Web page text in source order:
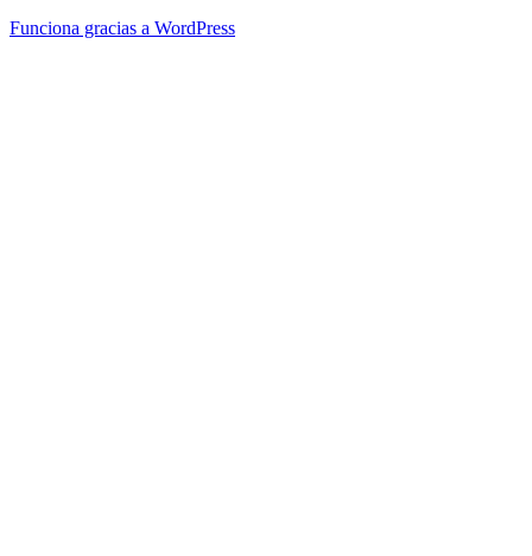
Funciona gracias a WordPress